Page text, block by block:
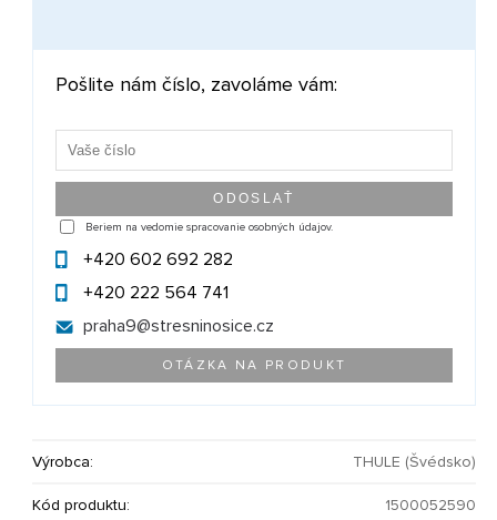
Pošlite nám číslo, zavoláme vám:
Beriem na vedomie spracovanie osobných údajov.
+420 602 692 282
+420 222 564 741
praha9@stresninosice.cz
OTÁZKA NA PRODUKT
Výrobca: THULE (Švédsko)
Kód produktu: 1500052590